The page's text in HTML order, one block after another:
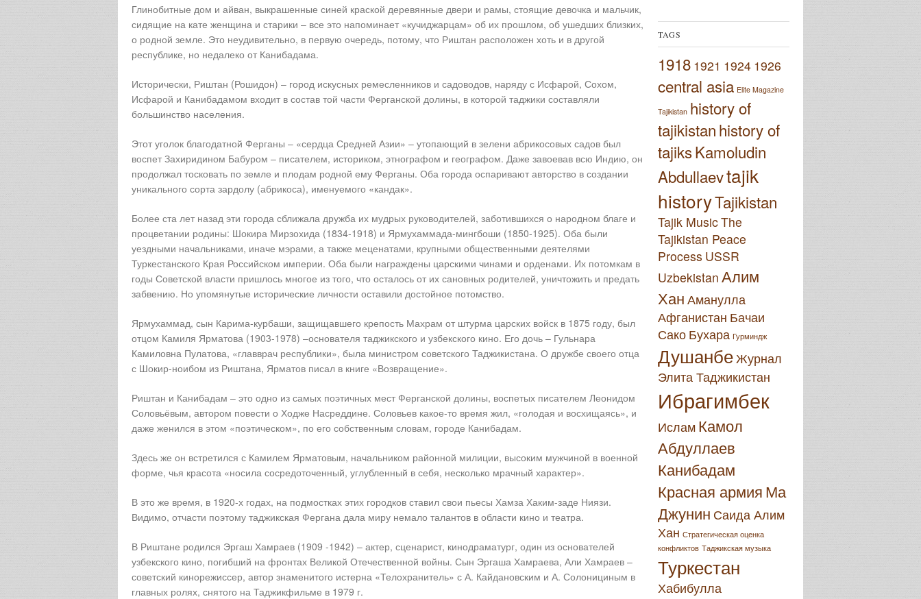
Глинобитные дом и айван, выкрашенные синей краской деревянные двери и рамы, стоящие девочка и мальчик,
сидящие на кате женщина и старики – все это напоминает «кучиджарцам» об их прошлом, об ушедших близких,
о родной земле. Это неудивительно, в первую очередь, потому, что Риштан расположен хоть и в другой
республике, но недалеко от Канибадама.
Исторически, Риштан (Рошидон) – город искусных ремесленников и садоводов, наряду с Исфарой, Сохом,
Исфарой и Канибадамом входит в состав той части Ферганской долины, в которой таджики составляли
большинство населения.
Этот уголок благодатной Ферганы – «сердца Средней Азии» – утопающий в зелени абрикосовых садов был
воспет Захиридином Бабуром – писателем, историком, этнографом и географом. Даже завоевав всю Индию, он
продолжал тосковать по земле и плодам родной ему Ферганы. Оба города оспаривают авторство в создании
уникального сорта зардолу (абрикоса), именуемого «кандак».
Более ста лет назад эти города сближала дружба их мудрых руководителей, заботившихся о народном благе и
процветании родины: Шокира Мирзохида (1834-1918) и Ярмухаммада-мингбоши (1850-1925). Оба были
уездными начальниками, иначе мэрами, а также меценатами, крупными общественными деятелями
Туркестанского Края Российском империи. Оба были награждены царскими чинами и орденами. Их потомкам в
годы Советской власти пришлось многое из того, что осталось от их сановных родителей, уничтожить и предать
забвению. Но упомянутые исторические личности оставили достойное потомство.
Ярмухаммад, сын Карима-курбаши, защищавшего крепость Махрам от штурма царских войск в 1875 году, был
отцом Камиля Ярматова (1903-1978) –основателя таджикского и узбекского кино. Его дочь – Гульнара
Камиловна Пулатова, «главврач республики», была министром советского Таджикистана. О дружбе своего отца
с Шокир-ноибом из Риштана, Ярматов писал в книге «Возвращение».
Риштан и Канибадам – это одно из самых поэтичных мест Ферганской долины, воспетых писателем Леонидом
Соловьёвым, автором повести о Ходже Насреддине. Соловьев какое-то время жил, «голодая и восхищаясь», и
даже женился в этом «поэтическом», по его собственным словам, городе Канибадам.
Здесь же он встретился с Камилем Ярматовым, начальником районной милиции, высоким мужчиной в военной
форме, чья красота «носила сосредоточенный, углубленный в себя, несколько мрачный характер».
В это же время, в 1920-х годах, на подмостках этих городков ставил свои пьесы Хамза Хаким-заде Ниязи.
Видимо, отчасти поэтому таджикская Фергана дала миру немало талантов в области кино и театра.
В Риштане родился Эргаш Хамраев (1909 -1942) – актер, сценарист, кинодраматург, один из основателей
узбекского кино, погибший на фронтах Великой Отечественной войны. Сын Эргаша Хамраева, Али Хамраев –
советский кинорежиссер, автор знаменитого истерна «Телохранитель» с А. Кайдановским и А. Солонициным в
главных ролях, снятого на Таджикфильме в 1979 г.
TAGS
1918 1921 1924 1926
central asia Elite Magazine
Tajikistan history of
tajikistanhistory of
tajiksKamoludin
Abdullaevtajik
historyTajikistan
Tajik MusicThe
Tajikistan Peace
Process USSR
Uzbekistan Алим
Хан Аманулла
Афганистан Бачаи
Сако Бухара Гурминдж
ДушанбеЖурнал
Элита Таджикистан
Ибрагимбек
Ислам Камол
Абдуллаев
Канибадам
Красная армияМа
Джунин Саида Алим
Хан Стратегическая оценка
конфликтов Таджикская музыка
Туркестан
Хабибулла